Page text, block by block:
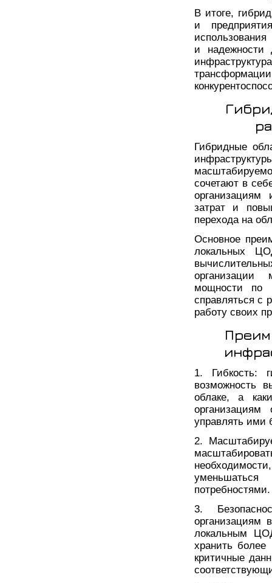
В итоге,
и
и
Гибридные
сочетают в
организациям
затрат и
перехода на
Основное
локальных
организации
мощности по
справляться с
работу своих
1. Гибкость:
возможность
облаке, а
организациям
управлять ими
2.
потребностями.
3.
организациям
локальным
хранить более
критичные